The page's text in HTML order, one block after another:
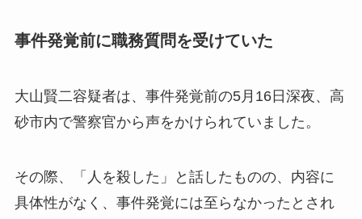
事件発覚前に職務質問を受けていた
大山賢二容疑者は、事件発覚前の5月16日深夜、高
砂市内で警察官から声をかけられていました。
その際、「人を殺した」と話したものの、内容に
具体性がなく、事件発覚には至らなかったとされ